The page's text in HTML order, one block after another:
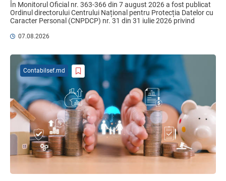
MIA Plăți Instant: Soluția inovativă pentru
Efectele trecerii la euro ca monedă de
referință
06.08.2026 BNM
Mai puține taxe pe muncă. Mai multă
stimulare a investițiilor. Mai ferm pe vicii.
Mai corect pe excepții.
În Monitorul Oficial nr. 363-366 din 7 august 2026 a fost publicat
Ordinul directorului Centrului Național pentru Protecția Datelor cu
Caracter Personal (CNPDCP) nr. 31 din 31 iulie 2026 privind
07.08.2026
Contabilsef.md